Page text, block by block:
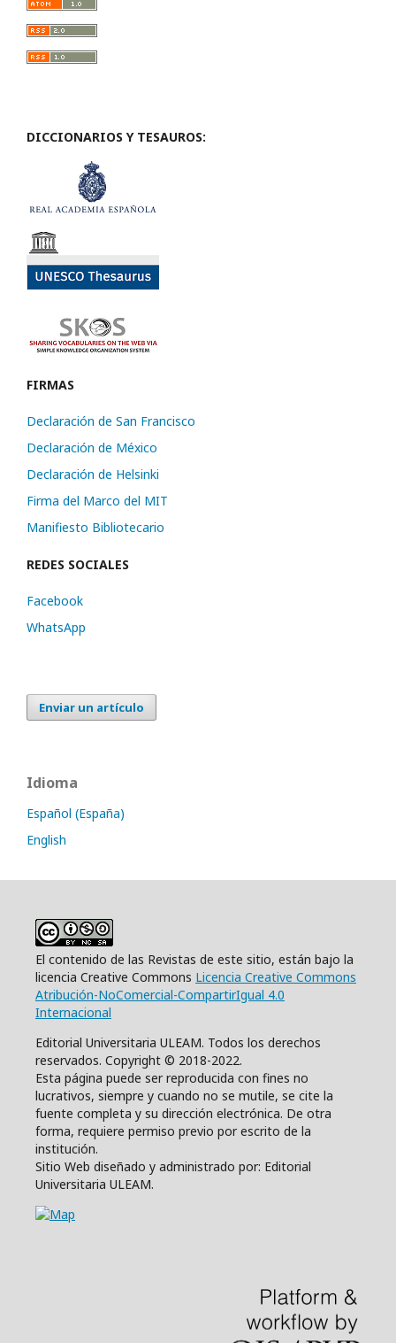
DICCIONARIOS Y TESAUROS:
FIRMAS
Declaración de San Francisco
Declaración de México
Declaración de Helsinki
Firma del Marco del MIT
Manifiesto Bibliotecario
REDES SOCIALES
Facebook
WhatsApp
Enviar un artículo
Idioma
Español (España)
English
El contenido de las Revistas de este sitio, están bajo la
licencia Creative Commons Licencia Creative Commons
Atribución-NoComercial-CompartirIgual 4.0
Internacional
Editorial Universitaria ULEAM. Todos los derechos
reservados. Copyright © 2018-2022.
Esta página puede ser reproducida con fines no
lucrativos, siempre y cuando no se mutile, se cite la
fuente completa y su dirección electrónica. De otra
forma, requiere permiso previo por escrito de la
institución.
Sitio Web diseñado y administrado por: Editorial
Universitaria ULEAM.